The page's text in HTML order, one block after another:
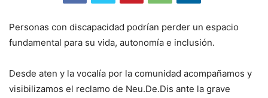
Personas con discapacidad podrían perder un espacio
fundamental para su vida, autonomía e inclusión.
Desde aten y la vocalía por la comunidad acompañamos y
visibilizamos el reclamo de Neu.De.Dis ante la grave